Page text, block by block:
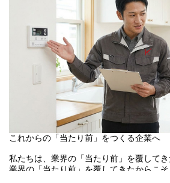
新規案件：繁忙期（秋冬期）でMAX10～
新規以外にも、自身対応分のお客様への
【この仕事の魅力】
1）100％反響×電話完結のため成約率が高
CMやWEB広告による反響数が業界トップ
すでに給湯器の交換を検討しているお客
率よく成果に繋げられる環境です。
2）成果がダイレクトに収入へ反映される
営業インセンティブ制度を導入しており
センティブ対象者になることができ、
2年目からは大幅な年収アップも狙える環
3）専門性が身につき、キャリアが広がる
生活に欠かせない給湯器に関する知識が
スキルになります。
提案を通じて“分かりやすく伝える力”も磨
これからの「当たり前」をつくる企業へ
私たちは、業界の「当たり前」を覆してき
業界の「当たり前」を覆してきたからこ